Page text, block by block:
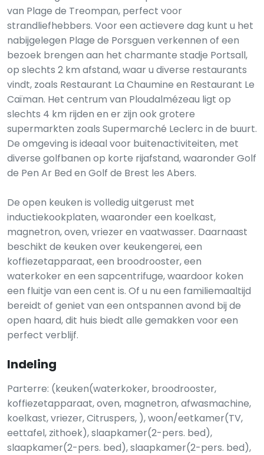
van Plage de Treompan, perfect voor
strandliefhebbers. Voor een actievere dag kunt u het
nabijgelegen Plage de Porsguen verkennen of een
bezoek brengen aan het charmante stadje Portsall,
op slechts 2 km afstand, waar u diverse restaurants
vindt, zoals Restaurant La Chaumine en Restaurant Le
Caïman. Het centrum van Ploudalmézeau ligt op
slechts 4 km rijden en er zijn ook grotere
supermarkten zoals Supermarché Leclerc in de buurt.
De omgeving is ideaal voor buitenactiviteiten, met
diverse golfbanen op korte rijafstand, waaronder Golf
de Pen Ar Bed en Golf de Brest les Abers.
De open keuken is volledig uitgerust met
inductiekookplaten, waaronder een koelkast,
magnetron, oven, vriezer en vaatwasser. Daarnaast
beschikt de keuken over keukengerei, een
koffiezetapparaat, een broodrooster, een
waterkoker en een sapcentrifuge, waardoor koken
een fluitje van een cent is. Of u nu een familiemaaltijd
bereidt of geniet van een ontspannen avond bij de
open haard, dit huis biedt alle gemakken voor een
perfect verblijf.
Indeling
Parterre: (keuken(waterkoker, broodrooster,
koffiezetapparaat, oven, magnetron, afwasmachine,
koelkast, vriezer, Citruspers, ), woon/eetkamer(TV,
eettafel, zithoek), slaapkamer(2-pers. bed),
slaapkamer(2-pers. bed), slaapkamer(2-pers. bed),